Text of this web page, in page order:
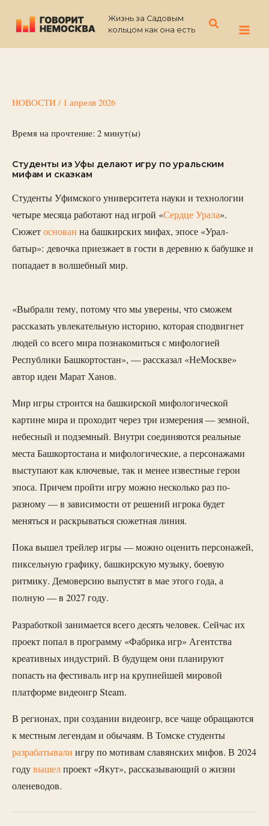
содержимому
Жизнь за Садовым
кольцом как она есть
Поиск
НОВОСТИ / 1 апреля 2026
Время на прочтение: 2 минут(ы)
Студенты из Уфы делают игру по уральским
мифам и сказкам
Студенты Уфимского университета науки и технологии
четыре месяца работают над игрой «Сердце Урала».
Сюжетоснован на башкирских мифах, эпосе «Урал-
батыр»: девочка приезжает в гости в деревню к бабушке и
попадает в волшебный мир.
«Выбрали тему, потому что мы уверены, что сможем
рассказать увлекательную историю, которая сподвигнет
людей со всего мира познакомиться с мифологией
Республики Башкортостан», — рассказал «НеМоскве»
автор идеи Марат Ханов.
Мир игры строится на башкирской мифологической
картине мира и проходит через три измерения — земной,
небесный и подземный. Внутри соединяются реальные
места Башкортостана и мифологические, а персонажами
выступают как ключевые, так и менее известные герои
эпоса. Причем пройти игру можно несколько раз по-
разному — в зависимости от решений игрока будет
меняться и раскрываться сюжетная линия.
Пока вышел трейлер игры — можно оценить персонажей,
пиксельную графику, башкирскую музыку, боевую
ритмику. Демоверсию выпустят в мае этого года, а
полную — в 2027 году.
Разработкой занимается всего десять человек. Сейчас их
проект попал в программу «Фабрика игр» Агентства
креативных индустрий. В будущем они планируют
попасть на фестиваль игр на крупнейшей мировой
платформе видеоигр Steam.
В регионах, при создании видеоигр, все чаще обращаются
к местным легендам и обычаям. В Томске студенты
разрабатывали игру по мотивам славянских мифов. В 2024
годувышелпроект «Якут», рассказывающий о жизни
оленеводов.